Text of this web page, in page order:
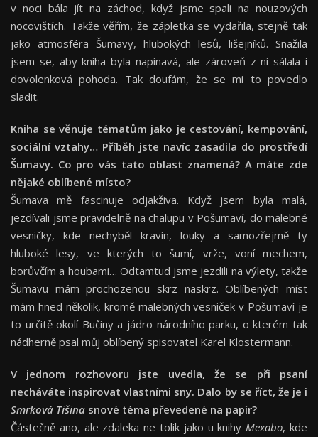
v noci bála jít na záchod, když jsme spali na nouzových
nocovištích. Takže věřím, že zápletka se vydařila, stejně tak
jako atmosféra Šumavy, hlubokých lesů, lišejníků. Snažila
jsem se, aby kniha byla napínavá, ale zároveň z ní sálala i
dovolenková pohoda. Tak doufám, že se mi to povedlo
sladit.
Kniha se věnuje tématům jako je cestování, kempování,
sociální vztahy… Příběh jste navíc zasadila do prostředí
Šumavy. Co pro vás tato oblast znamená? A máte zde
nějaké oblíbené místo?
Šumava mě fascinuje odjakživa. Když jsem byla malá,
jezdívali jsme pravidelně na chalupu v Pošumaví, do malebné
vesničky, kde nechyběl kravín, louky a samozřejmě ty
hluboké lesy, ve kterých to šumí, vrže, voní mechem,
borůvčím a houbami… Odtamtud jsme jezdili na výlety, takže
Šumavu mám prochozenou skrz naskrz. Oblíbených míst
mám hned několik, kromě malebných vesniček v Pošumaví je
to určitě okolí Bučiny a jádro národního parku, o kterém tak
nádherně psal můj oblíbený spisovatel Karel Klostermann.
V jednom rozhovoru jste uvedla, že se při psaní
necháváte inspirovat vlastními sny. Dalo by se říct, že je i
Smrková Tišina snové téma převedené na papír?
Částečně ano, ale zdaleka ne tolik jako u knihyMexabo, kde